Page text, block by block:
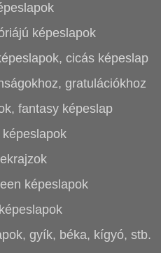
képeslapok
cicás képeslap
gratulációkhoz
fantasy képeslap
képeslapok
gyík, béka, kígyó, stb.